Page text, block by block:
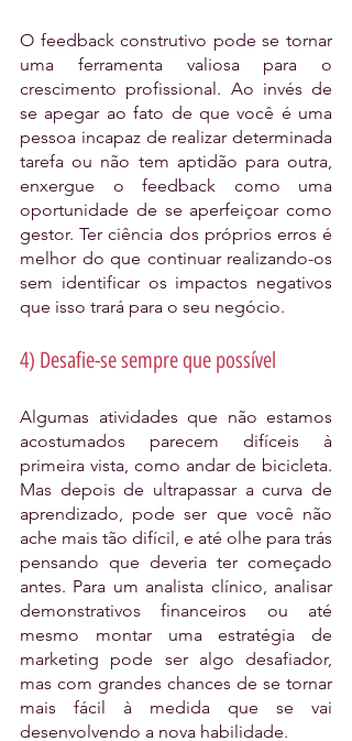
O feedback construtivo pode se tornar
uma ferramenta valiosa para o
crescimento profissional. Ao invés de
se apegar ao fato de que você é uma
pessoa incapaz de realizar determinada
tarefa ou não tem aptidão para outra,
enxergue o feedback como uma
oportunidade de se aperfeiçoar como
gestor. Ter ciência dos próprios erros é
melhor do que continuar realizando-os
sem identificar os impactos negativos
que isso trará para o seu negócio.
4) Desafie-se sempre que possível
Algumas atividades que não estamos
acostumados parecem difíceis à
primeira vista, como andar de bicicleta.
Mas depois de ultrapassar a curva de
aprendizado, pode ser que você não
ache mais tão difícil, e até olhe para trás
pensando que deveria ter começado
antes. Para um analista clínico, analisar
demonstrativos financeiros ou até
mesmo montar uma estratégia de
marketing pode ser algo desafiador,
mas com grandes chances de se tornar
mais fácil à medida que se vai
desenvolvendo a nova habilidade.